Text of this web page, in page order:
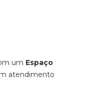
um Espaço
atendimento